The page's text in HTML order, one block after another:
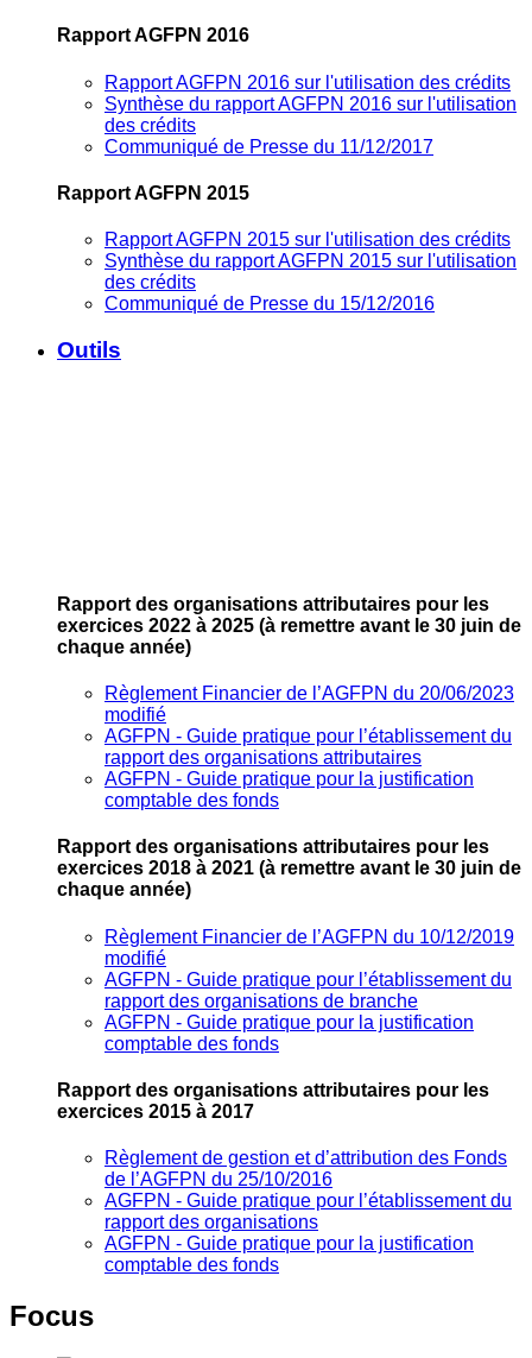
Rapport AGFPN 2016
Rapport AGFPN 2016 sur l'utilisation des crédits
Synthèse du rapport AGFPN 2016 sur l'utilisation
des crédits
Communiqué de Presse du 11/12/2017
Rapport AGFPN 2015
Rapport AGFPN 2015 sur l'utilisation des crédits
Synthèse du rapport AGFPN 2015 sur l'utilisation
des crédits
Communiqué de Presse du 15/12/2016
Outils
Rapport des organisations attributaires pour les
exercices 2022 à 2025 (à remettre avant le 30 juin de
chaque année)
Règlement Financier de l’AGFPN du 20/06/2023
modifié
AGFPN ‐ Guide pratique pour l’établissement du
rapport des organisations attributaires
AGFPN ‐ Guide pratique pour la justification
comptable des fonds
Rapport des organisations attributaires pour les
exercices 2018 à 2021 (à remettre avant le 30 juin de
chaque année)
Règlement Financier de l’AGFPN du 10/12/2019
modifié
AGFPN ‐ Guide pratique pour l’établissement du
rapport des organisations de branche
AGFPN ‐ Guide pratique pour la justification
comptable des fonds
Rapport des organisations attributaires pour les
exercices 2015 à 2017
Règlement de gestion et d’attribution des Fonds
de l’AGFPN du 25/10/2016
AGFPN ‐ Guide pratique pour l’établissement du
rapport des organisations
AGFPN ‐ Guide pratique pour la justification
comptable des fonds
Focus